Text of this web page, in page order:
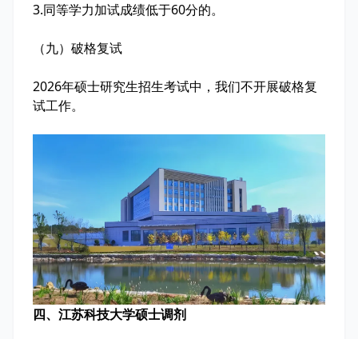
3.同等学力加试成绩低于60分的。
（九）破格复试
2026年硕士研究生招生考试中，我们不开展破格复
试工作。
四、江苏科技大学硕士调剂